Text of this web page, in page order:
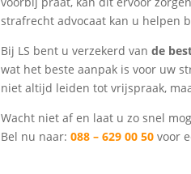
strafrecht advocaat kan u helpen
Bij LS bent u verzekerd vande
wat het beste aanpak is voor uw
niet altijd leiden tot vrijspraak,
Wacht niet af en laat u zo snel
Bel nu naar:088 – 629 00 50 voor